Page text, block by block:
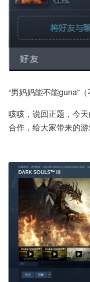
“男妈妈能不能guna”（
咳咳，说回正题，今
合作，给大家带来的游